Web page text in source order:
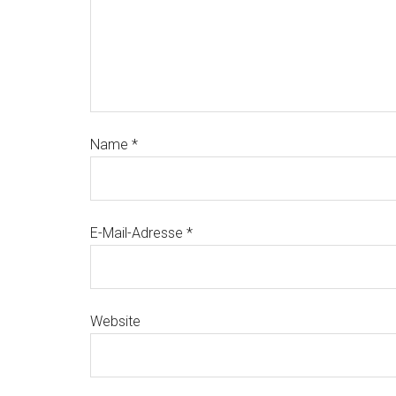
Name *
E-Mail-Adresse *
Website